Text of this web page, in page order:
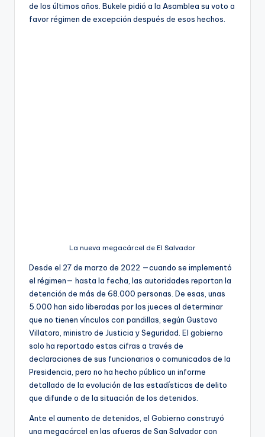
de los últimos años. Bukele pidió a la Asamblea su voto a
favor régimen de excepción después de esos hechos.
La nueva megacárcel de El Salvador
Desde el 27 de marzo de 2022 —cuando se implementó
el régimen— hasta la fecha, las autoridades reportan la
detención de más de 68.000 personas. De esas, unas
5.000 han sido liberadas por los jueces al determinar
que no tienen vínculos con pandillas, según Gustavo
Villatoro, ministro de Justicia y Seguridad. El gobierno
solo ha reportado estas cifras a través de
declaraciones de sus funcionarios o comunicados de la
Presidencia, pero no ha hecho público un informe
detallado de la evolución de las estadísticas de delito
que difunde o de la situación de los detenidos.
Ante el aumento de detenidos, el Gobierno construyó
una megacárcel en las afueras de San Salvador con